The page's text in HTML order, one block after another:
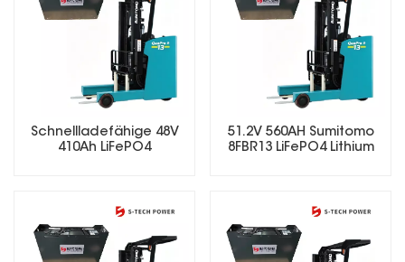
Schnellladefähige 48V
410Ah LiFePO4
51.2V 560AH Sumitomo
8FBR13 LiFePO4 Lithium